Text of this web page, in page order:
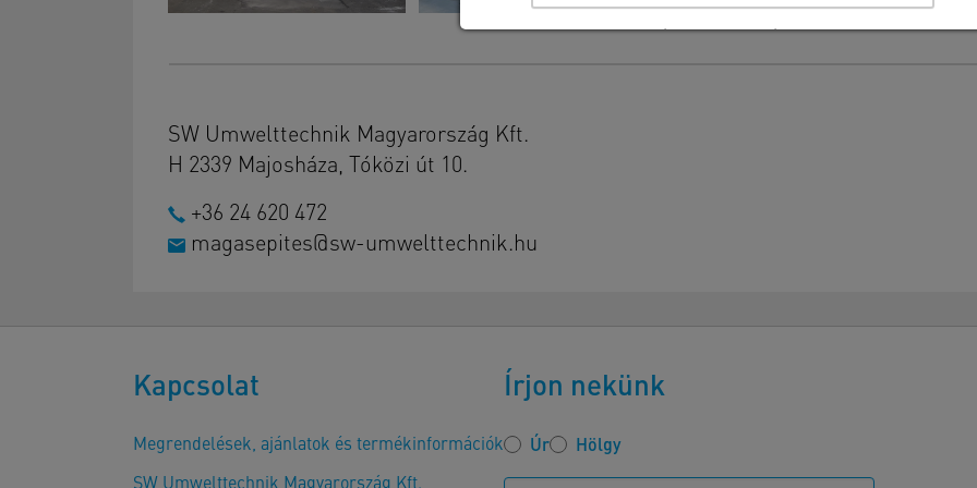
SW Umwelttechnik Magyarország Kft.
H 2339 Majosháza, Tóközi út 10.
+36 24 620 472
magasepites@sw-umwelttechnik.hu
Kapcsolat
Megrendelések, ajánlatok és termékinformációk
SW Umwelttechnik Magyarország Kft.
Írjon nekünk
Úr Hölgy
Részletek megtekintése